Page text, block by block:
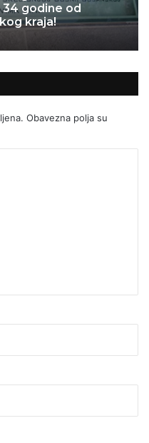
dogodila se
34 godine od
Režim se
bjesni izvana
Obavezna polja su